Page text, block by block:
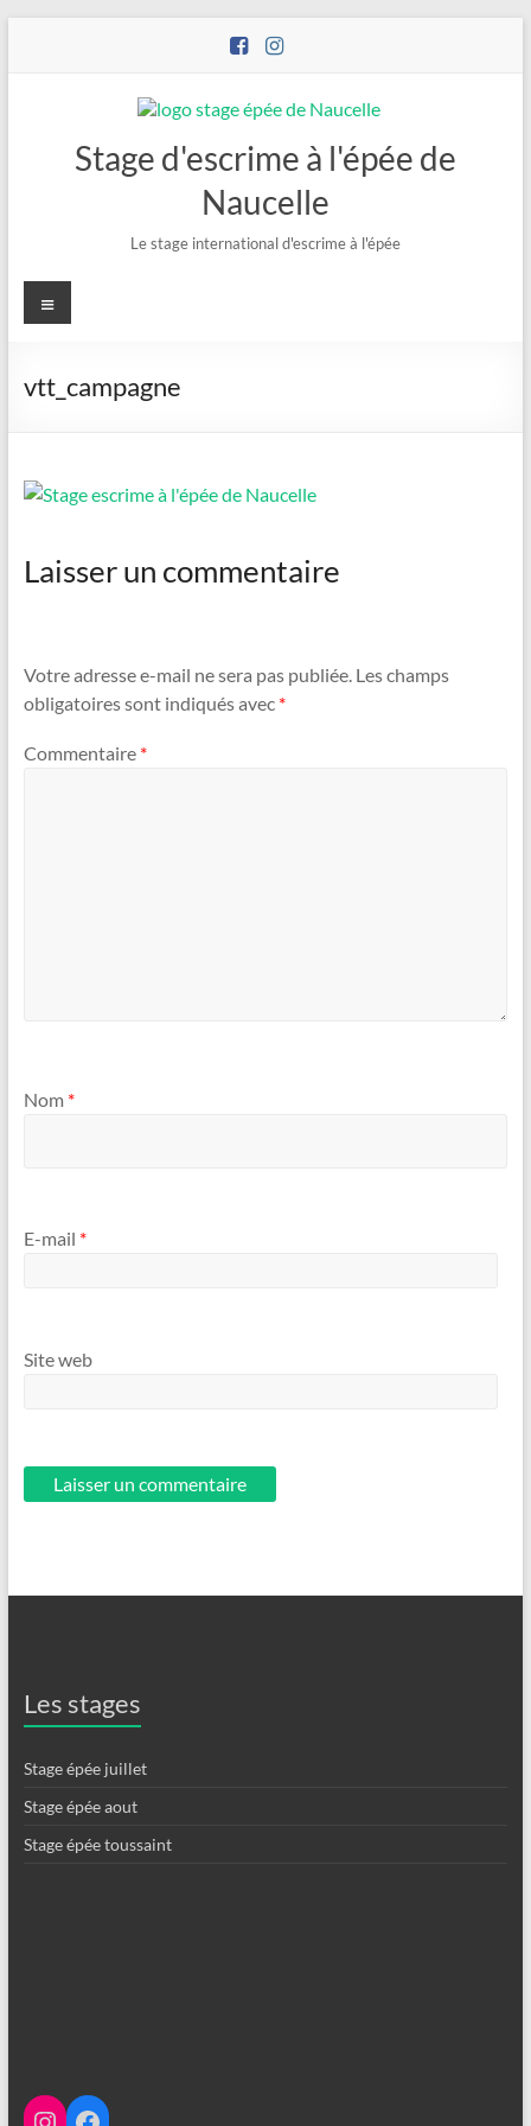
Stage d'escrime à l'épée de
Naucelle
Le stage international d'escrime à l'épée
vtt_campagne
Laisser un commentaire
Votre adresse e-mail ne sera pas publiée. Les champs
obligatoires sont indiqués avec *
Commentaire *
Nom *
E-mail *
Site web
Les stages
Stage épée juillet
Stage épée aout
Stage épée toussaint